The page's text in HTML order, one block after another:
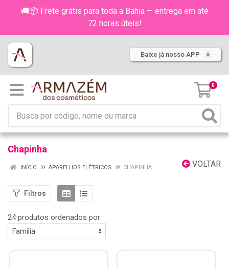
🚚📦 Frete grátis para toda a Bahia — entrega em até
72 horas úteis!
Baixe já nosso APP
0
Chapinha
VOLTAR
INÍCIO APARELHOS ELÉTRICOS CHAPINHA
Filtros
24 produtos ordenados por: